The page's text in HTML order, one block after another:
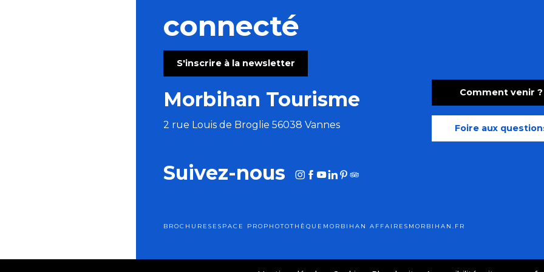
connecté
S'inscrire à la newsletter
Morbihan Tourisme
2 rue Louis de Broglie 56038 Vannes
Comment venir ?
Foire aux
Suivez-nous
BROCHURES ESPACE PRO PHOTOTHÈQUE MORBIHAN AFFAIRES MORBIHAN.FR